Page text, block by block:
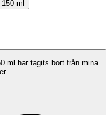
ml
ml har tagits bort från mina